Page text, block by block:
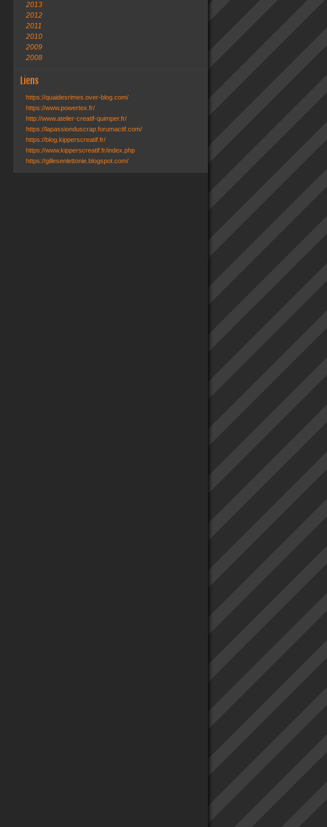
2013
2012
2011
2010
2009
2008
Liens
https://quaidesrimes.over-blog.com/
https://www.powertex.fr/
http://www.atelier-creatif-quimper.fr/
https://lapassionduscrap.forumactif.com/
https://blog.kipperscreatif.fr/
https://www.kipperscreatif.fr/index.php
https://gillesenlettonie.blogspot.com/